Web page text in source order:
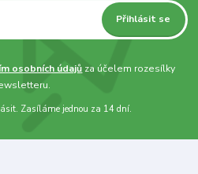
Přihlásit se
osobních údajů za účelem rozesílky
Zasíláme jednou za 14 dní.